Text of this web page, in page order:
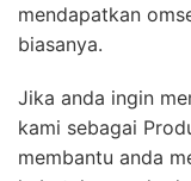
mendapatkan
biasanya.
Jika anda ingin
kami sebagai
membantu anda